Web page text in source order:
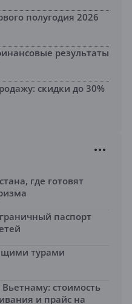
полугодия 2026
результаты
скидки до 30%
где готовят
паспорт
турами
стоимость
и прайс на